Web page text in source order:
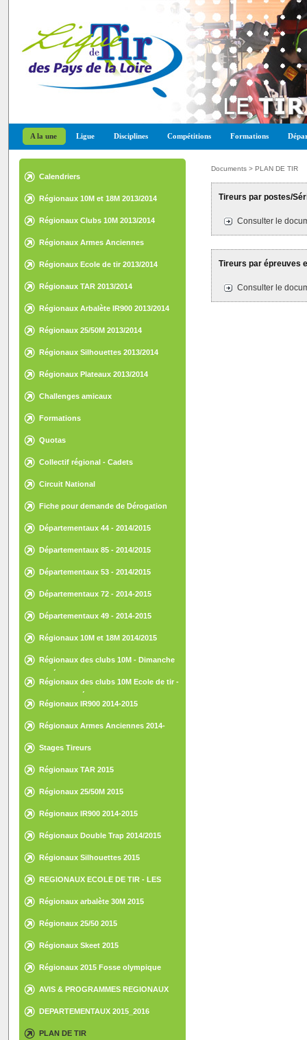
A la une Ligue Disciplines Compétitions Formations
Calendriers
Régionaux 10M et 18M 2013/2014
Régionaux Clubs 10M 2013/2014
Régionaux Armes Anciennes
Régionaux Ecole de tir 2013/2014
Régionaux TAR 2013/2014
Régionaux Arbalète IR900 2013/2014
Régionaux 25/50M 2013/2014
Régionaux Silhouettes 2013/2014
Régionaux Plateaux 2013/2014
Challenges amicaux
Formations
Quotas
Collectif régional - Cadets
Circuit National
Fiche pour demande de Dérogation
Départementaux 44 - 2014/2015
Départementaux 85 - 2014/2015
Départementaux 53 - 2014/2015
Départementaux 72 - 2014-2015
Départementaux 49 - 2014-2015
Régionaux 10M et 18M 2014/2015
Régionaux des clubs 10M - Dimanche
15 février 2015 - St-Nazaire
Régionaux des clubs 10M Ecole de tir -
Samedi 14 février 2015 - St-Nazaire
Régionaux IR900 2014-2015
Régionaux Armes Anciennes 2014-
Stages Tireurs
Régionaux TAR 2015
Régionaux 25/50M 2015
Régionaux IR900 2014-2015
Régionaux Double Trap 2014/2015
Régionaux Silhouettes 2015
REGIONAUX ECOLE DE TIR - LES
Régionaux arbalète 30M 2015
Régionaux 25/50 2015
Régionaux Skeet 2015
Régionaux 2015 Fosse olympique
AVIS & PROGRAMMES REGIONAUX
DEPARTEMENTAUX 2015_2016
PLAN DE TIR
Documents > PLAN DE TIR
Tireurs par postes/
Consulter le
Tireurs par épreuves
Consulter le